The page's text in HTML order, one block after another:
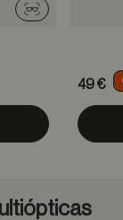
Probador
49 €